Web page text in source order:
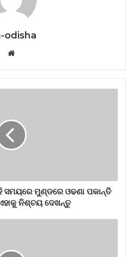
odisha
Website
ସମୟରେ ମୁଣ୍ଡରେ ଓଢଣା ପକାନ୍ତି
ଏହାକୁ ନିଶ୍ଚୟ ଦେଖନ୍ତୁ